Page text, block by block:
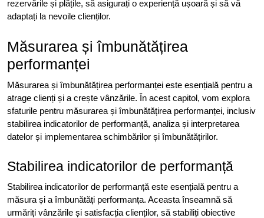
rezervările și plățile, să asigurați o experiență ușoară și să vă
adaptați la nevoile clienților.
Măsurarea și îmbunătățirea
performanței
Măsurarea și îmbunătățirea performanței este esențială pentru a
atrage clienți și a crește vânzările. În acest capitol, vom explora
sfaturile pentru măsurarea și îmbunătățirea performanței, inclusiv
stabilirea indicatorilor de performanță, analiza și interpretarea
datelor și implementarea schimbărilor și îmbunătățirilor.
Stabilirea indicatorilor de performanță
Stabilirea indicatorilor de performanță este esențială pentru a
măsura și a îmbunătăți performanța. Aceasta înseamnă să
urmăriți vânzările și satisfacția clienților, să stabiliți obiective